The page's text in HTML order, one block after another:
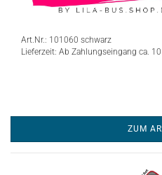
Art.Nr.: 101060 schwarz
Lieferzeit: Ab Zahlungseingang ca. 10
ZUM